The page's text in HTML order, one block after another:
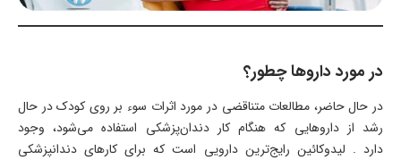
در مورد داروها چطور؟
در حال حاضر، مطالعات متناقضی در مورد اثرات سوء بر روی کودک در حال
رشد از داروهایی که هنگام کار دندان‌پزشکی استفاده می‌شود، وجود
دارد . لیدوکائین رایج‌ترین دارویی است که برای کارهای دندانپزشکی